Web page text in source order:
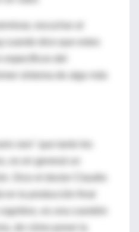
síntoma de algo más
es en general un
es una cuestión